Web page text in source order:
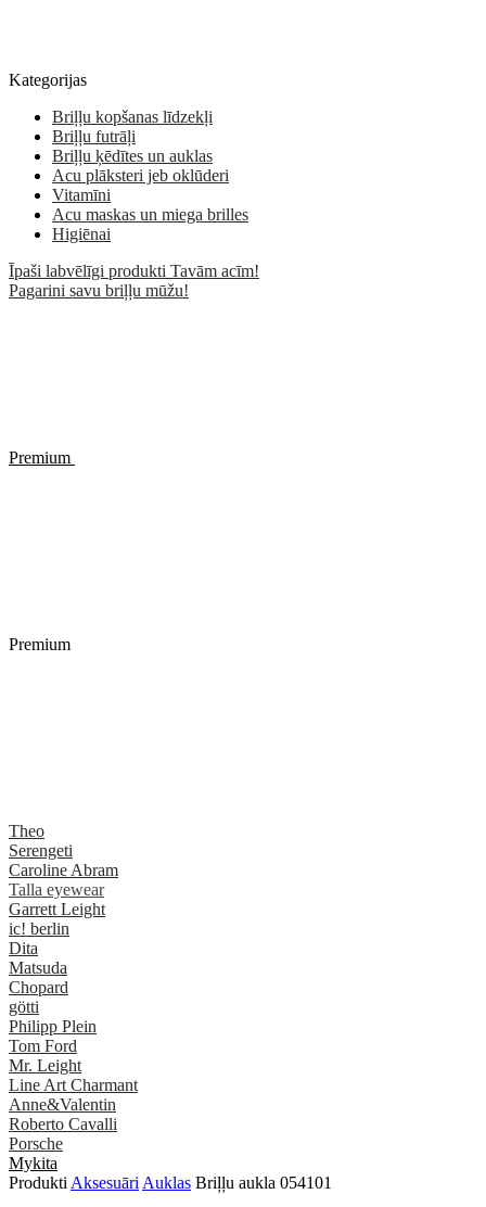
Kategorijas
Briļļu kopšanas līdzekļi
Briļļu futrāļi
Briļļu ķēdītes un auklas
Acu plāksteri jeb oklūderi
Vitamīni
Acu maskas un miega brilles
Higiēnai
Īpaši labvēlīgi produkti Tavām acīm!
Pagarini savu briļļu mūžu!
Premium
Premium
Theo
Serengeti
Caroline Abram
Talla eyewear
Garrett Leight
ic! berlin
Dita
Matsuda
Chopard
götti
Philipp Plein
Tom Ford
Mr. Leight
Line Art Charmant
Anne&Valentin
Roberto Cavalli
Porsche
Mykita
Produkti Aksesuāri Auklas Briļļu aukla 054101